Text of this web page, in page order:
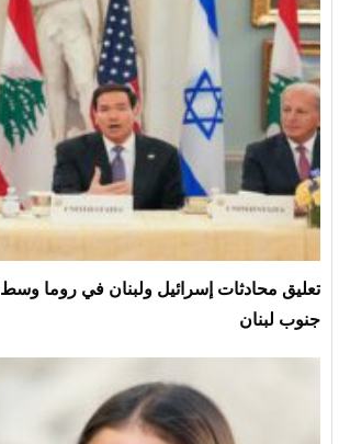
تعليق محادثات إسرائيل ولبنان في روما
جنوب لبنان